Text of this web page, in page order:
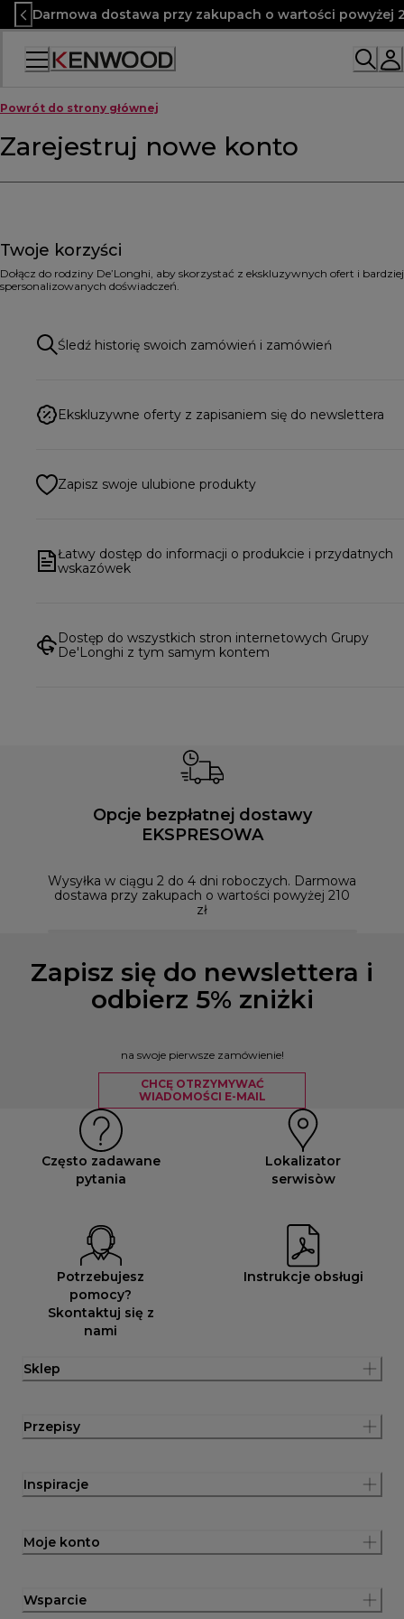
Skip
to
Content
Darmowa dostawa przy zakupach o wartości powyżej
Powrót do strony głównej
Zarejestruj nowe konto
Twoje korzyści
Dołącz do rodziny De’Longhi, aby skorzystać z ekskluzywnych ofert i bardziej
spersonalizowanych doświadczeń.
Śledź historię swoich zamówień i zamówień
Ekskluzywne oferty z zapisaniem się do newslettera
Zapisz swoje ulubione produkty
Łatwy dostęp do informacji o produkcie i przydatnych
wskazówek
Dostęp do wszystkich stron internetowych Grupy
De'Longhi z tym samym kontem
Opcje bezpłatnej dostawy
EKSPRESOWA
Wysyłka w ciągu 2 do 4 dni roboczych. Darmowa
dostawa przy zakupach o wartości powyżej 210
zł
Zapisz się do newslettera i
odbierz 5% zniżki
na swoje pierwsze zamówienie!
CHCĘ OTRZYMYWAĆ
WIADOMOŚCI E-MAIL
Często zadawane
pytania
Lokalizator
serwisòw
Potrzebujesz
pomocy?
Skontaktuj się z
nami
Instrukcje obsługi
Sklep
Przepisy
Inspiracje
Moje konto
Wsparcie